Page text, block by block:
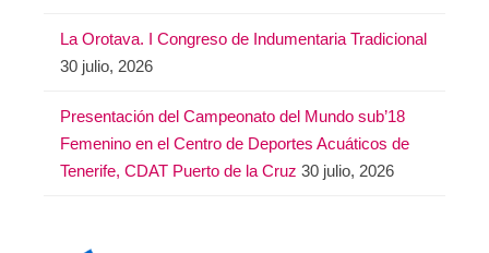
La Orotava. I Congreso de Indumentaria Tradicional
30 julio, 2026
Presentación del Campeonato del Mundo sub’18
Femenino en el Centro de Deportes Acuáticos de
Tenerife, CDAT Puerto de la Cruz 30 julio, 2026